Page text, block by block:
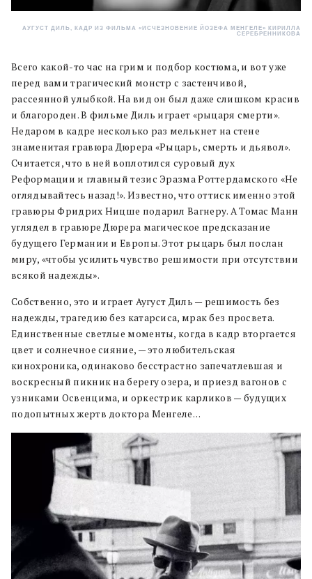
АУГУСТ ДИЛЬ, КАДР ИЗ ФИЛЬМА «ИСЧЕЗНОВЕНИЕ ЙОЗЕФА МЕНГЕЛЕ» КИРИЛЛА
СЕРЕБРЕННИКОВА
Всего какой-то час на грим и подбор костюма, и вот уже
перед вами трагический монстр с застенчивой,
рассеянной улыбкой. На вид он был даже слишком красив
и благороден. В фильме Диль играет «рыцаря смерти».
Недаром в кадре несколько раз мелькнет на стене
знаменитая гравюра Дюрера «Рыцарь, смерть и дьявол».
Считается, что в ней воплотился суровый дух
Реформации и главный тезис Эразма Роттердамского «Не
оглядывайтесь назад!». Известно, что оттиск именно этой
гравюры Фридрих Ницше подарил Вагнеру. А Томас Манн
углядел в гравюре Дюрера магическое предсказание
будущего Германии и Европы. Этот рыцарь был послан
миру, «чтобы усилить чувство решимости при отсутствии
всякой надежды».
Собственно, это и играет Аугуст Диль — решимость без
надежды, трагедию без катарсиса, мрак без просвета.
Единственные светлые моменты, когда в кадр вторгается
цвет и солнечное сияние, — это любительская
кинохроника, одинаково бесстрастно запечатлевшая и
воскресный пикник на берегу озера, и приезд вагонов с
узниками Освенцима, и оркестрик карликов — будущих
подопытных жертв доктора Менгеле…